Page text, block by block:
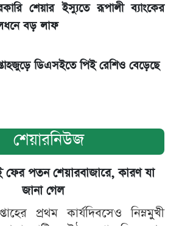
কিন্তু দেখা গেল না শেখ
যা ঘটল...
শেয়ার ইস্যুতে রূপালী ব্যাংকের
বড় লাফ
ডিএসইতে পিই রেশিও বেড়েছে
শেয়ারনিউজ
ফের পতন শেয়ারবাজারে, কারণ যা
জানা গেল
প্রথম কার্যদিবসেও নিম্নমুখী